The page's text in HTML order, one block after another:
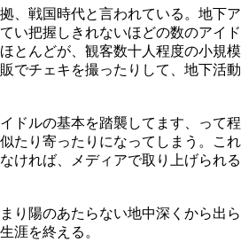
、戦国時代と言われている。地下ア
い把握しきれないほどの数のアイド
とんどが、観客数十人程度の小規模
でチェキを撮ったりして、地下活動
ドルの基本を踏襲してます、って程
たり寄ったりになってしまう。これ
ければ、メディアで取り上げられる
り陽のあたらない地中深くから出ら
涯を終える。